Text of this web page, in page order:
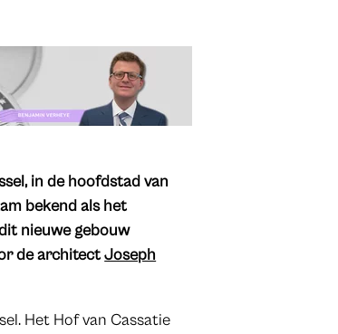
in de hoofdstad van
bekend als het
nieuwe gebouw
de architectJoseph
Het Hof van Cassatie